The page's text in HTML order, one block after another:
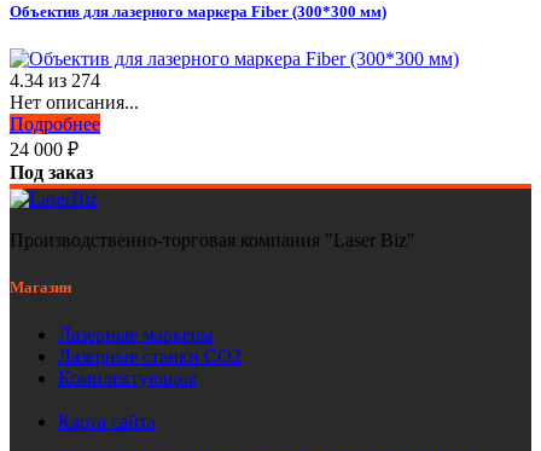
Объектив для лазерного маркера Fiber (300*300 мм)
4.34 из 274
Нет описания...
Подробнее
24 000 ₽
Под заказ
Производственно-торговая компания "Laser Biz"
Магазин
Лазерные маркеры
Лазерные станки СО2
Комплектующие
Карта сайта